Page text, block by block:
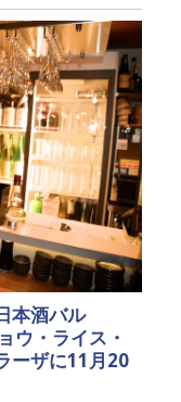
本酒バル
ウ・ライス・
ーザに11月20